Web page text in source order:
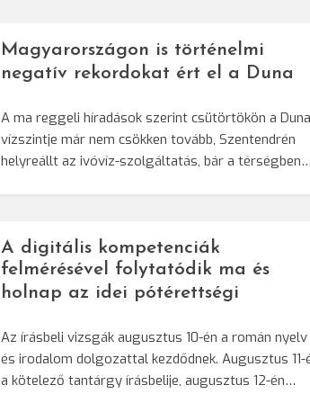
Magyarországon is történelmi
negatív rekordokat ért el a Duna
A ma reggeli híradások szerint csütörtökön a Duna
vízszintje már nem csökken tovább, Szentendrén
helyreállt az ivóvíz-szolgáltatás, bár a térségben…
A digitális kompetenciák
felmérésével folytatódik ma és
holnap az idei pótérettségi
Az írásbeli vizsgák augusztus 10-én a román nyelv
és irodalom dolgozattal kezdődnek. Augusztus 11-
a kötelező tantárgy írásbelije, augusztus 12-én…